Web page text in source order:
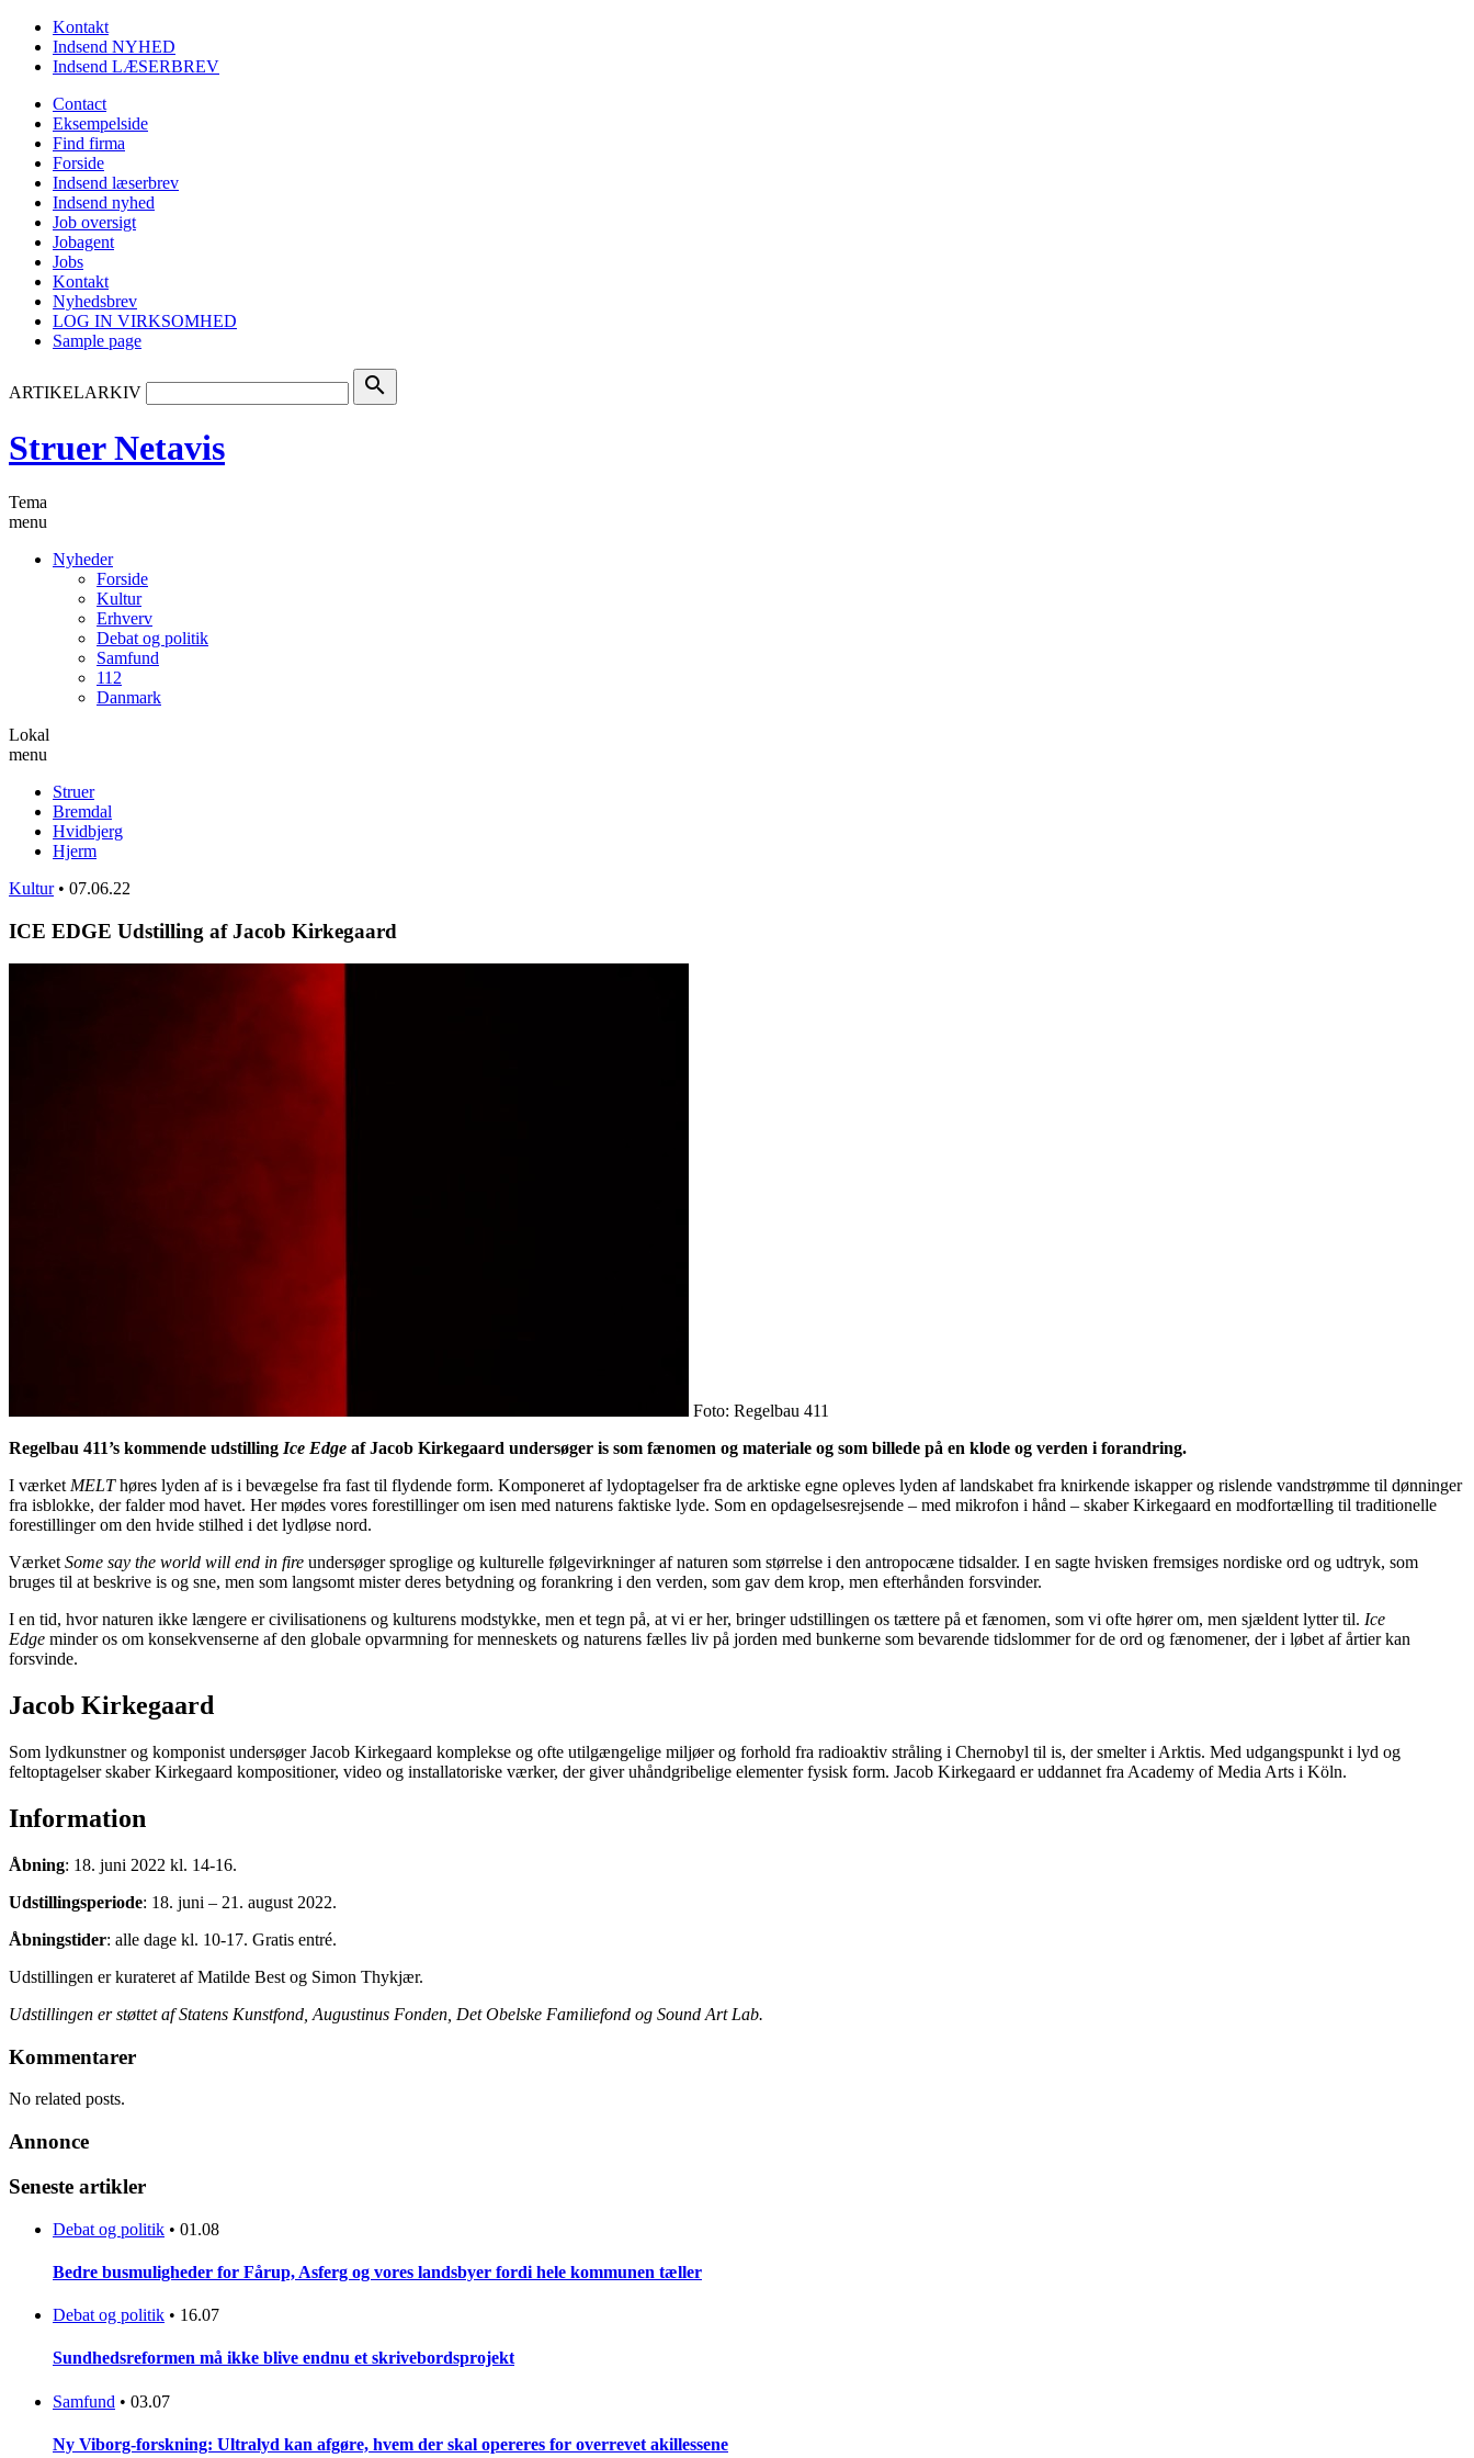
Kontakt
Indsend NYHED
Indsend LÆSERBREV
Contact
Eksempelside
Find firma
Forside
Indsend læserbrev
Indsend nyhed
Job oversigt
Jobagent
Jobs
Kontakt
Nyhedsbrev
LOG IN VIRKSOMHED
Sample page
ARTIKELARKIV search
Struer Netavis
Tema
menu
Nyheder
Forside
Kultur
Erhverv
Debat og politik
Samfund
112
Danmark
Lokal
menu
Struer
Bremdal
Hvidbjerg
Hjerm
Kultur • 07.06.22
ICE EDGE Udstilling af Jacob Kirkegaard
Foto: Regelbau 411
Regelbau 411’s kommende udstilling Ice Edge af Jacob Kirkegaard undersøger is som fænomen og materiale og som billede på en klode og verden i forandring.
I værket MELThøres lyden af is i bevægelse fra fast til flydende form. Komponeret af lydoptagelser fra de arktiske egne opleves lyden af landskabet fra knirkende iskapper og rislende vandstrømme til dønninger
fra isblokke, der falder mod havet. Her mødes vores forestillinger om isen med naturens faktiske lyde. Som en opdagelsesrejsende – med mikrofon i hånd – skaber Kirkegaard en modfortælling til traditionelle
forestillinger om den hvide stilhed i det lydløse nord.
Værket Some say the world will end in fire undersøger sproglige og kulturelle følgevirkninger af naturen som størrelse i den antropocæne tidsalder. I en sagte hvisken fremsiges nordiske ord og udtryk, som
bruges til at beskrive is og sne, men som langsomt mister deres betydning og forankring i den verden, som gav dem krop, men efterhånden forsvinder.
I en tid, hvor naturen ikke længere er civilisationens og kulturens modstykke, men et tegn på, at vi er her, bringer udstillingen os tættere på et fænomen, som vi ofte hører om, men sjældent lytter til. Ice
Edge minder os om konsekvenserne af den globale opvarmning for menneskets og naturens fælles liv på jorden med bunkerne som bevarende tidslommer for de ord og fænomener, der i løbet af årtier kan
forsvinde.
Jacob Kirkegaard
Som lydkunstner og komponist undersøger Jacob Kirkegaard komplekse og ofte utilgængelige miljøer og forhold fra radioaktiv stråling i Chernobyl til is, der smelter i Arktis. Med udgangspunkt i lyd og
feltoptagelser skaber Kirkegaard kompositioner, video og installatoriske værker, der giver uhåndgribelige elementer fysisk form. Jacob Kirkegaard er uddannet fra Academy of Media Arts i Köln.
Information
Åbning: 18. juni 2022 kl. 14-16.
Udstillingsperiode: 18. juni – 21. august 2022.
Åbningstider: alle dage kl. 10-17. Gratis entré.
Udstillingen er kurateret af Matilde Best og Simon Thykjær.
Udstillingen er støttet af Statens Kunstfond, Augustinus Fonden, Det Obelske Familiefond og Sound Art Lab.
Kommentarer
No related posts.
Annonce
Seneste artikler
Debat og politik • 01.08
Bedre busmuligheder for Fårup, Asferg og vores landsbyer fordi hele kommunen tæller
Debat og politik • 16.07
Sundhedsreformen må ikke blive endnu et skrivebordsprojekt
Samfund • 03.07
Ny Viborg-forskning: Ultralyd kan afgøre, hvem der skal opereres for overrevet akillessene